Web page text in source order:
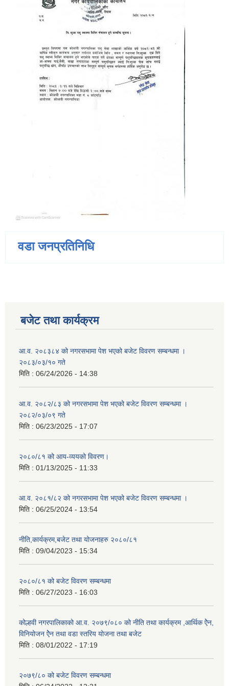
वडा जनप्रतिनिधि
बजेट तथा कार्यक्रम
आ.व. २०८३८४ को नगरसभामा पेश भएको बजेट विवरण सम्बन्धमा ।
२०८३/०३/१० गते
मिति : 06/24/2026 - 14:38
आ.व. २०८२/८३ को नगरसभामा पेश भएको बजेट विवरण सम्बन्धमा ।
२०८२/०३/०९ गते
मिति : 06/23/2025 - 17:07
२०८०/८१ को आय-व्ययको विवरण।
मिति : 01/13/2025 - 11:33
आ.व. २०८१/८२ को नगरसभामा पेश भएको बजेट विवरण सम्बन्धमा ।
मिति : 06/25/2024 - 13:54
नीति,कार्यक्रम,बजेट तथा योजनाहरु २०८०/८१
मिति : 09/04/2023 - 15:34
२०८०/८१ को बजेट विवरण सम्बन्धमा
मिति : 06/27/2023 - 16:03
कोल्हवी नगरपालिकाको आ.व. २०७९/०८० को नीति तथा कार्यक्रम ,आर्थिक ऐेन,
विनियोजन ऐेन तथा वडा स्तरिय योजना तथा बजेट
मिति : 08/01/2022 - 17:19
२०७९/८० को बजेट विवरण सम्बन्धमा